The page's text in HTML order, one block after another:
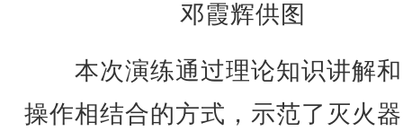
邓霞辉供图
本次演练通过理论知识讲解
操作相结合的方式，示范了灭火